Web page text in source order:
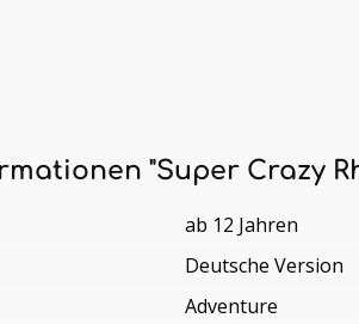
"Super Crazy
ab 12 Jahren
Deutsche Version
Adventure